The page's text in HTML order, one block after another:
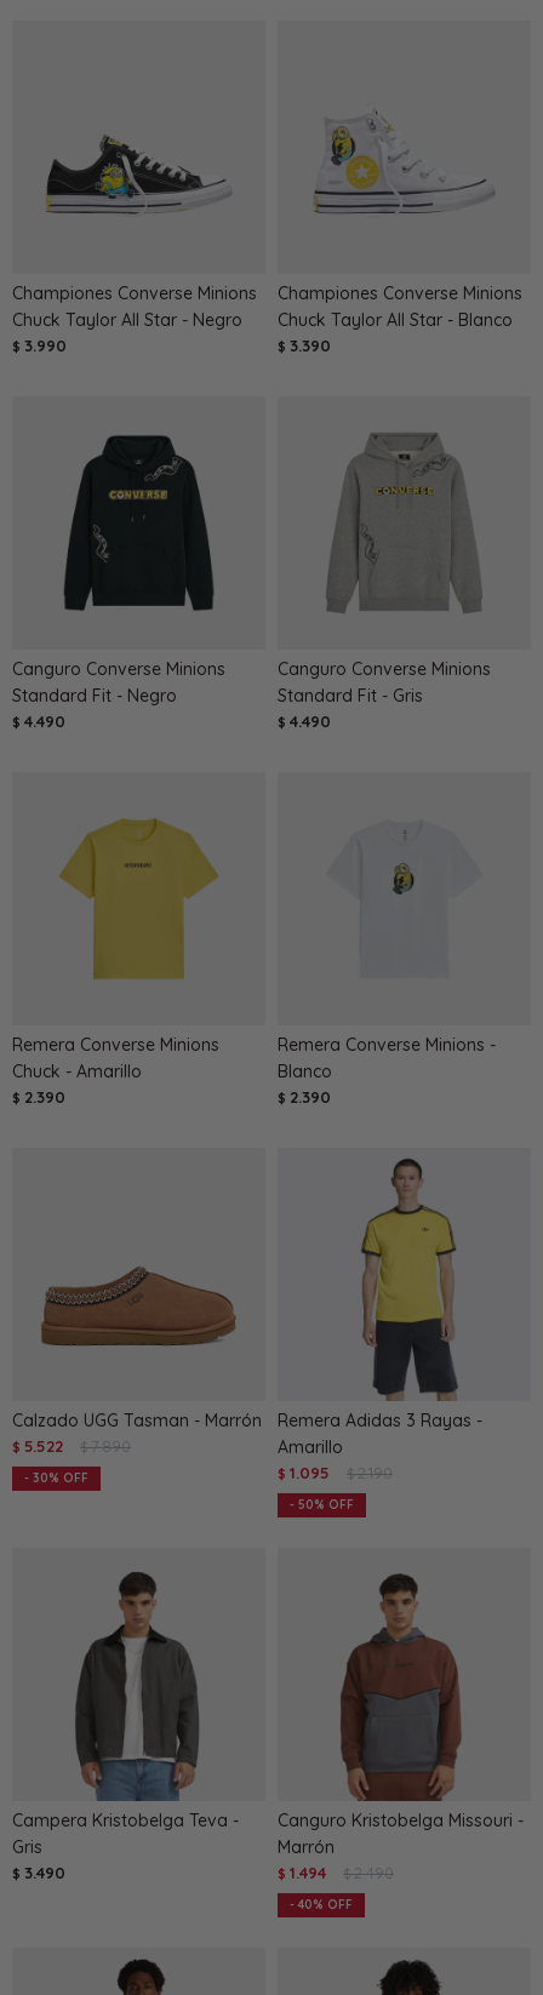
Championes Converse Minions
Chuck Taylor All Star - Negro
$ 3.990
Championes Converse Minions
Chuck Taylor All Star - Blanco
$ 3.390
Canguro Converse Minions
Standard Fit - Negro
$ 4.490
Canguro Converse Minions
Standard Fit - Gris
$ 4.490
Remera Converse Minions
Chuck - Amarillo
$ 2.390
Remera Converse Minions -
Blanco
$ 2.390
Calzado UGG Tasman - Marrón
$ 5.522 $ 7.890
30
Remera Adidas 3 Rayas -
Amarillo
$ 1.095 $ 2.190
50
Campera Kristobelga Teva -
Gris
$ 3.490
Canguro Kristobelga Missouri -
Marrón
$ 1.494 $ 2.490
40